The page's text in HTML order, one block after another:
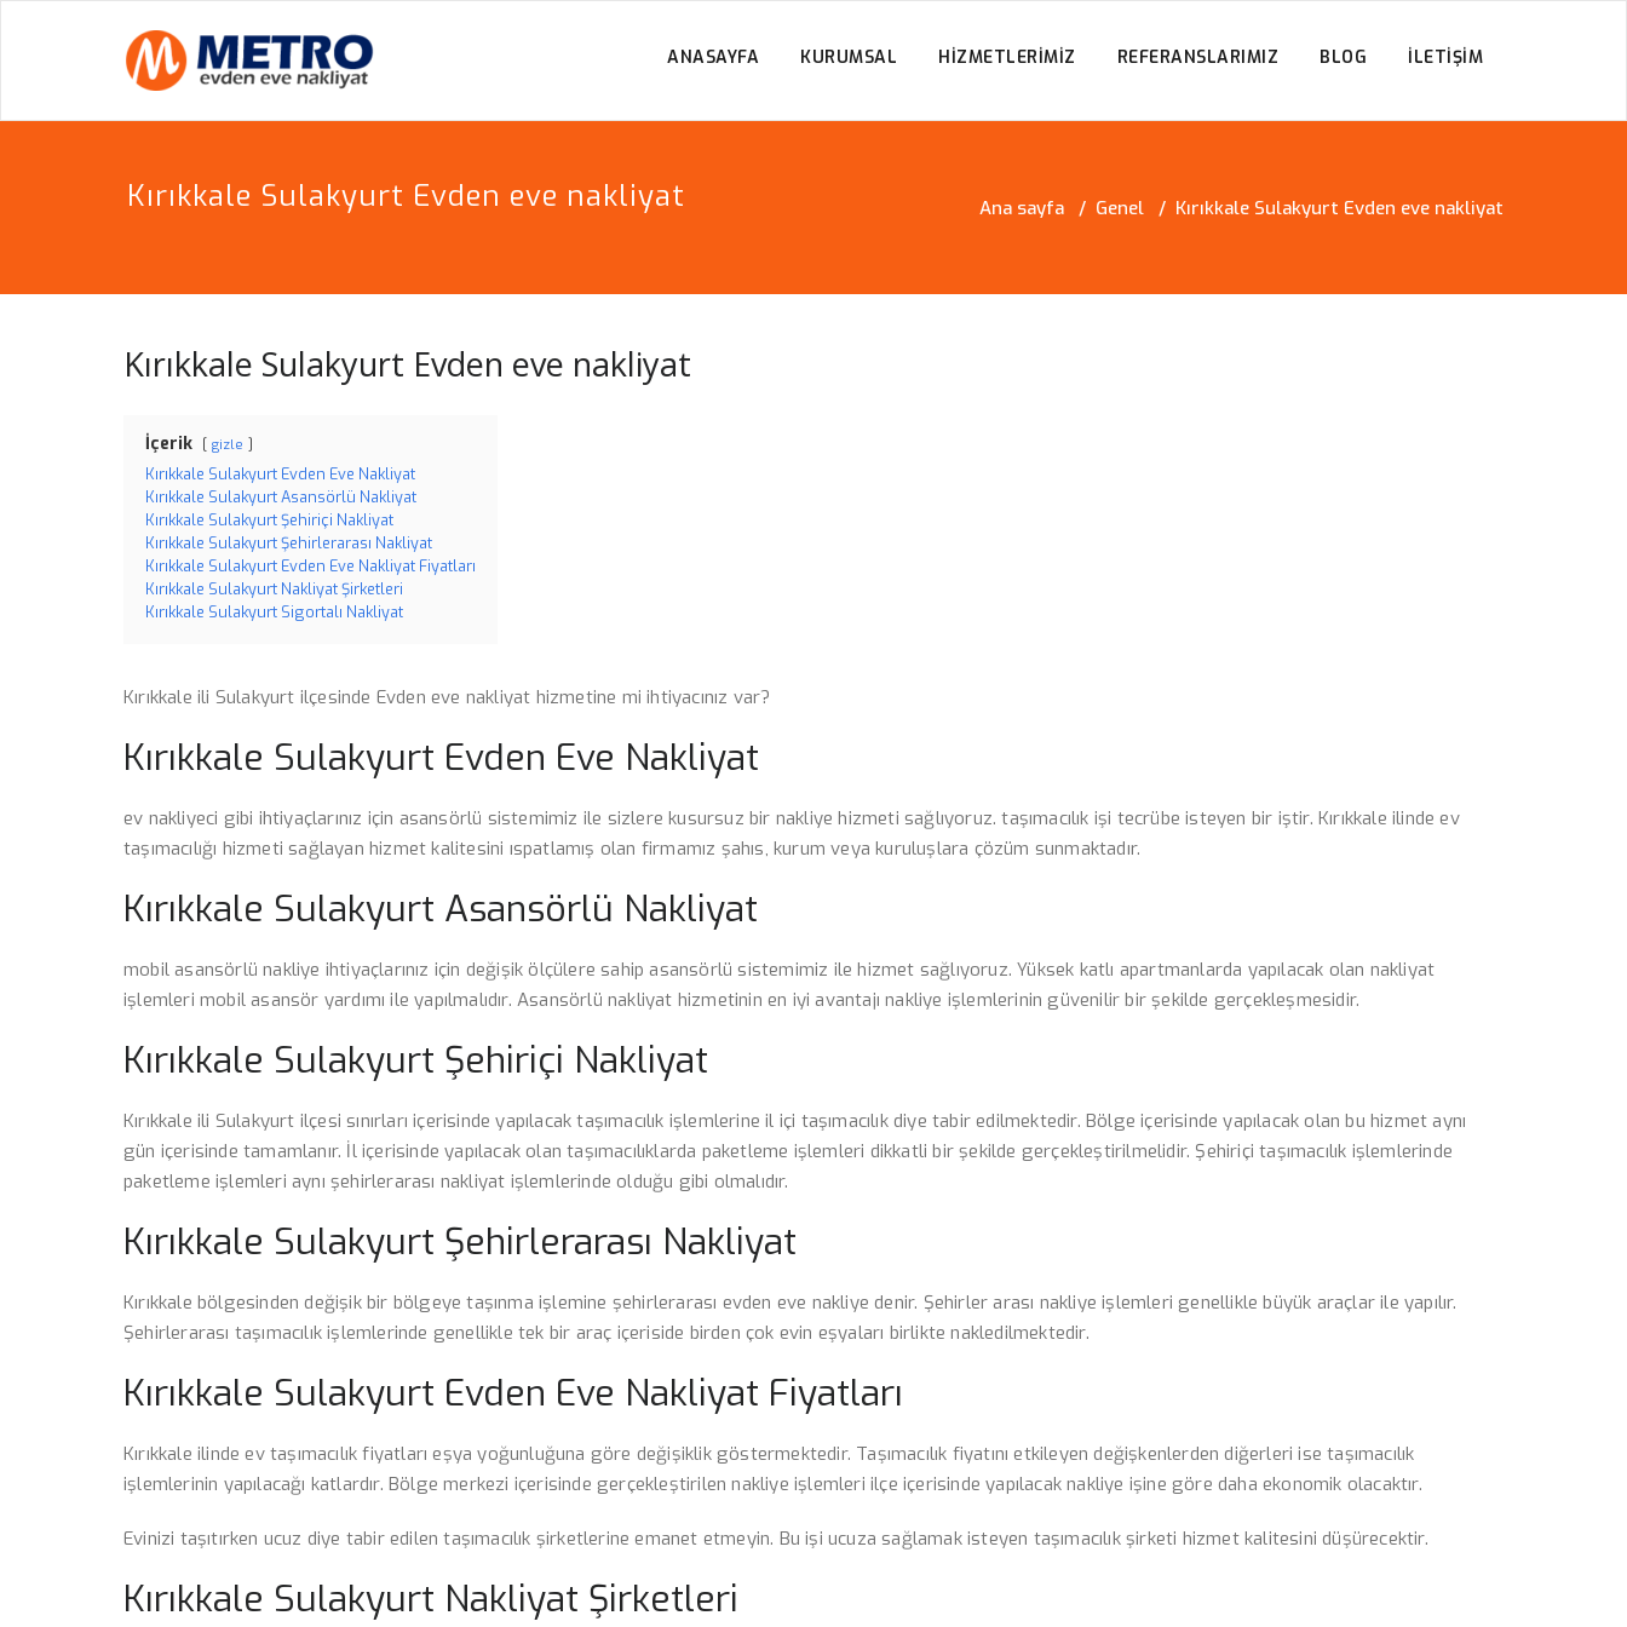
METRO EVDEN EVE NAKLIYAT
PROFESYONEL TAŞIMACILIK HIZMETI
ANASAYFA KURUMSAL HIZMETLERIMIZ REFERANSLARIMIZ BLOG İLETIŞIM
Kırıkkale Sulakyurt Evden eve nakliyat Ana sayfa / Genel / Kırıkkale Sulakyurt Evden eve nakliyat
Kırıkkale Sulakyurt Evden eve nakliyat
İçerik gizle
Kırıkkale Sulakyurt Evden Eve Nakliyat
Kırıkkale Sulakyurt Asansörlü Nakliyat
Kırıkkale Sulakyurt Şehiriçi Nakliyat
Kırıkkale Sulakyurt Şehirlerarası Nakliyat
Kırıkkale Sulakyurt Evden Eve Nakliyat Fiyatları
Kırıkkale Sulakyurt Nakliyat Şirketleri
Kırıkkale Sulakyurt Sigortalı Nakliyat
Kırıkkale ili Sulakyurt ilçesinde Evden eve nakliyat hizmetine mi ihtiyacınız var?
Kırıkkale Sulakyurt Evden Eve Nakliyat
ev nakliyeci gibi ihtiyaçlarınız için asansörlü sistemimiz ile sizlere kusursuz bir nakliye hizmeti sağlıyoruz. taşımacılık işi tecrübe isteyen bir iştir. Kırıkkale ilinde ev
taşımacılığı hizmeti sağlayan hizmet kalitesini ıspatlamış olan firmamız şahıs, kurum veya kuruluşlara çözüm sunmaktadır.
Kırıkkale Sulakyurt Asansörlü Nakliyat
mobil asansörlü nakliye ihtiyaçlarınız için değişik ölçülere sahip asansörlü sistemimiz ile hizmet sağlıyoruz. Yüksek katlı apartmanlarda yapılacak olan nakliyat
işlemleri mobil asansör yardımı ile yapılmalıdır. Asansörlü nakliyat hizmetinin en iyi avantajı nakliye işlemlerinin güvenilir bir şekilde gerçekleşmesidir.
Kırıkkale Sulakyurt Şehiriçi Nakliyat
Kırıkkale ili Sulakyurt ilçesi sınırları içerisinde yapılacak taşımacılık işlemlerine il içi taşımacılık diye tabir edilmektedir. Bölge içerisinde yapılacak olan bu hizmet aynı
gün içerisinde tamamlanır. İl içerisinde yapılacak olan taşımacılıklarda paketleme işlemleri dikkatli bir şekilde gerçekleştirilmelidir. Şehiriçi taşımacılık işlemlerinde
paketleme işlemleri aynı şehirlerarası nakliyat işlemlerinde olduğu gibi olmalıdır.
Kırıkkale Sulakyurt Şehirlerarası Nakliyat
Kırıkkale bölgesinden değişik bir bölgeye taşınma işlemine şehirlerarası evden eve nakliye denir. Şehirler arası nakliye işlemleri genellikle büyük araçlar ile yapılır.
Şehirlerarası taşımacılık işlemlerinde genellikle tek bir araç içeriside birden çok evin eşyaları birlikte nakledilmektedir.
Kırıkkale Sulakyurt Evden Eve Nakliyat Fiyatları
Kırıkkale ilinde ev taşımacılık fiyatları eşya yoğunluğuna göre değişiklik göstermektedir. Taşımacılık fiyatını etkileyen değişkenlerden diğerleri ise taşımacılık
işlemlerinin yapılacağı katlardır. Bölge merkezi içerisinde gerçekleştirilen nakliye işlemleri ilçe içerisinde yapılacak nakliye işine göre daha ekonomik olacaktır.
Evinizi taşıtırken ucuz diye tabir edilen taşımacılık şirketlerine emanet etmeyin. Bu işi ucuza sağlamak isteyen taşımacılık şirketi hizmet kalitesini düşürecektir.
Kırıkkale Sulakyurt Nakliyat Şirketleri